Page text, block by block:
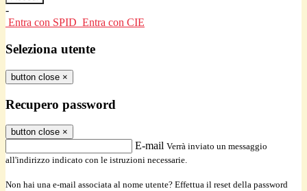
-
Entra con SPID Entra con CIE
Seleziona utente
button close ×
Recupero password
button close ×
E-mail Verrà inviato un messaggio
all'indirizzo indicato con le istruzioni necessarie.
Non hai una e-mail associata al nome utente? Effettua il reset della password